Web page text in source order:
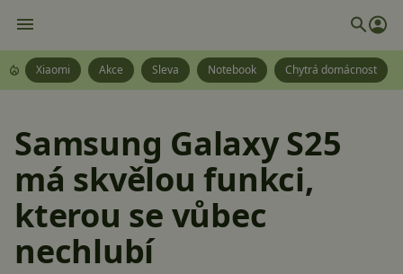
Xiaomi Akce Sleva Notebook Chytrá domácnost
Samsung Galaxy S25
má skvělou funkci,
kterou se vůbec
nechlubí